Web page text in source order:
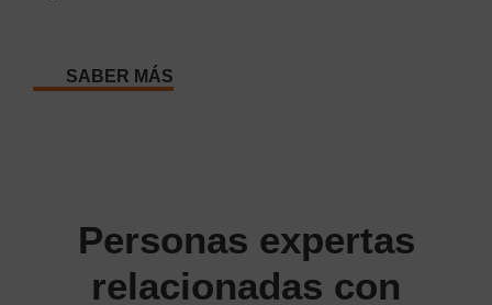
SABER MÁS
Personas expertas
relacionadas con